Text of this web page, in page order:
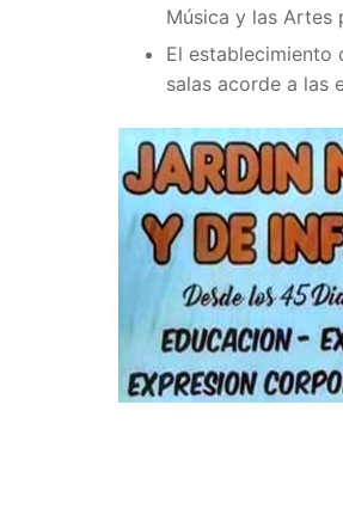
Música y las Artes
El establecimiento
salas acorde a las